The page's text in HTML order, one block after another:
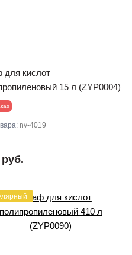
кислот
15 л (ZYP0004)
nv-4019